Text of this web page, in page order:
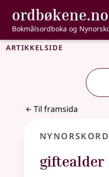
Gå til hovudinnhald
Tilgjenge
ordbøkene.no
Bokmålsordboka og
Artikkelside
Til framsida
giftealder